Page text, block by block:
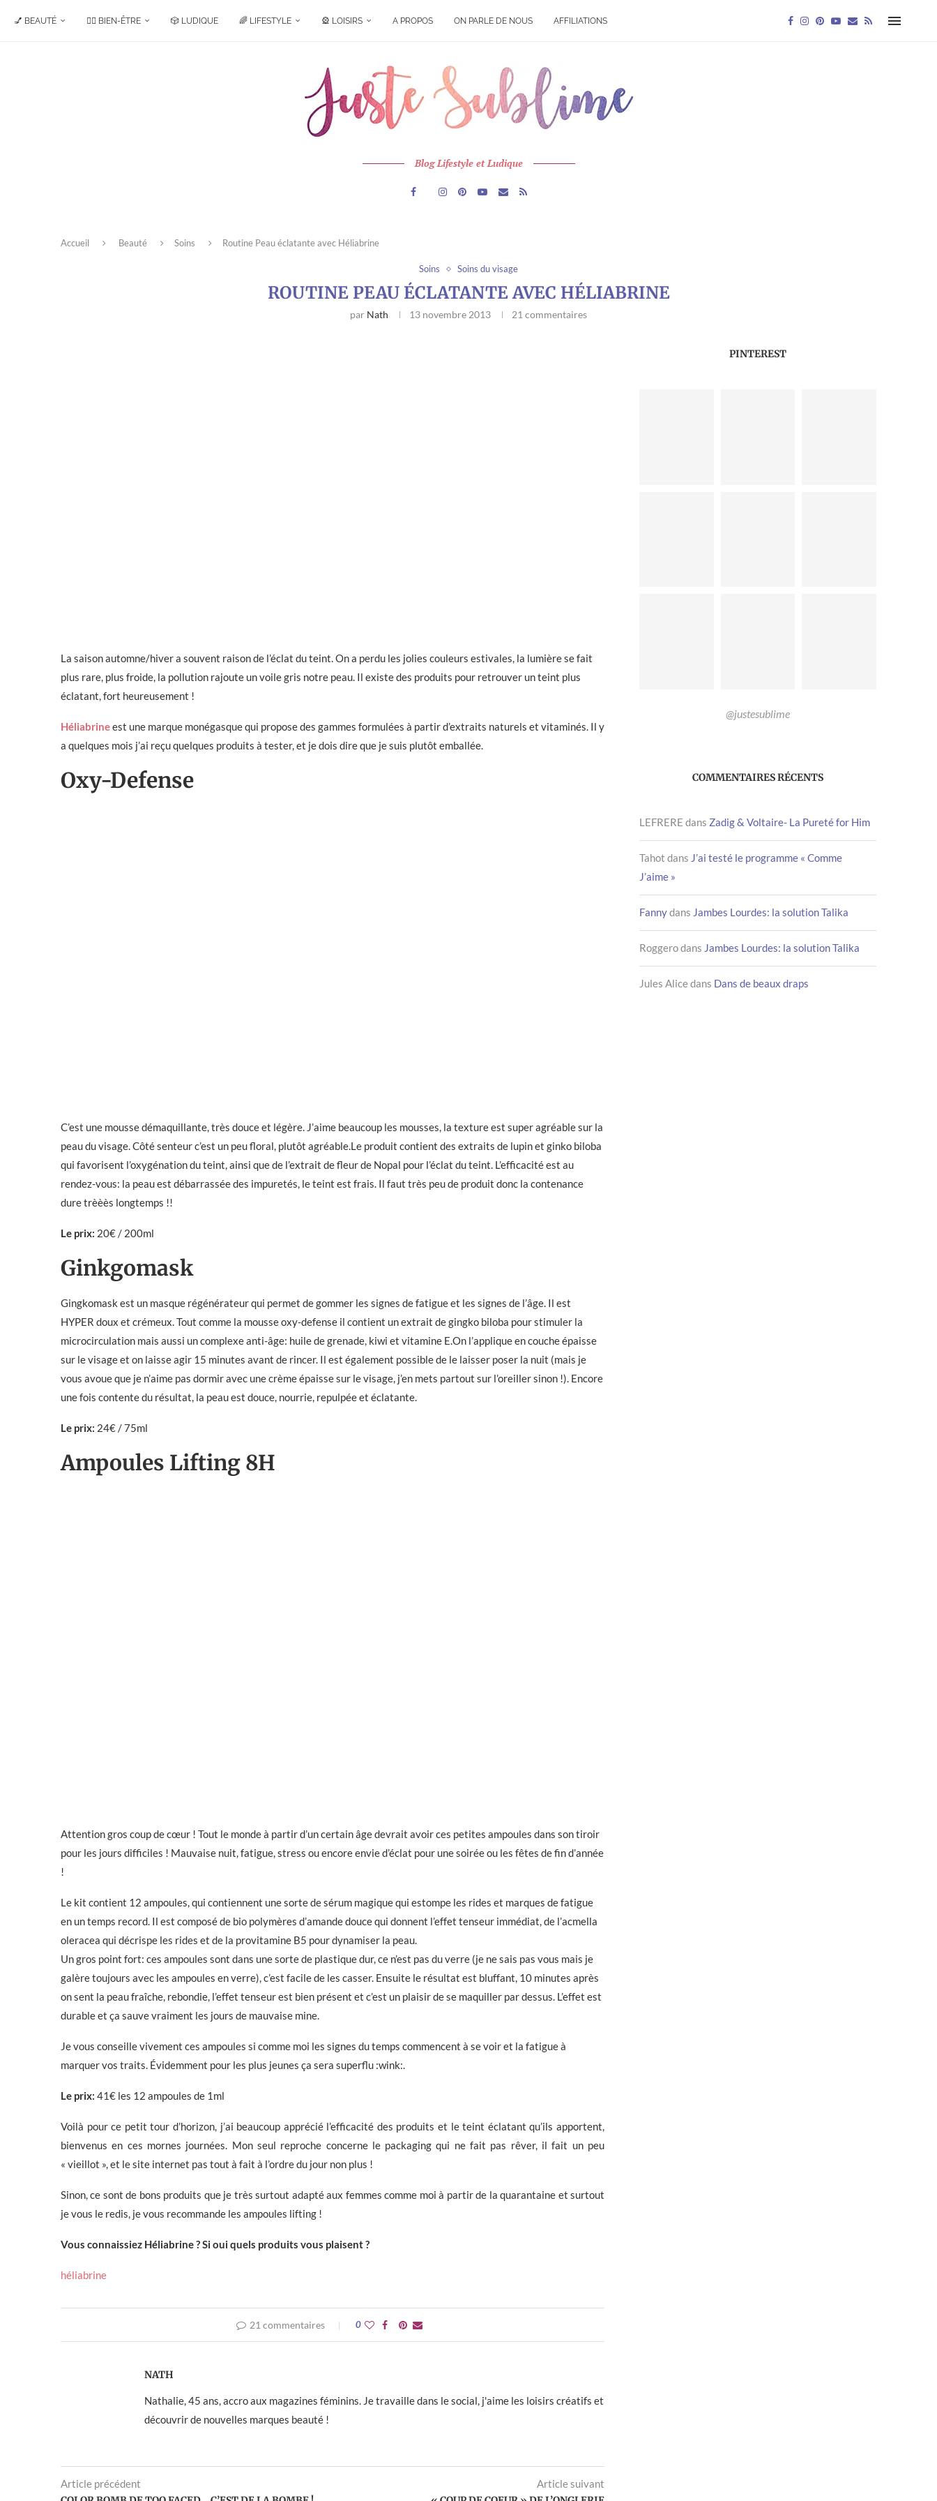
💅 BEAUTÉ 🧘‍♀️ BIEN-ÊTRE 🎲 LUDIQUE 🌈 LIFESTYLE 🎡 LOISIRS A PROPOS ON PARLE DE NOUS AFFILIATIONS
Blog Lifestyle et Ludique
Accueil Beauté Soins Routine Peau éclatante avec Héliabrine
Soins Soins du visage
ROUTINE PEAU ÉCLATANTE AVEC HÉLIABRINE
par Nath 13 novembre 2013 21 commentaires
La saison automne/hiver a souvent raison de l’éclat du teint. On a perdu les jolies couleurs estivales, la lumière se fait
plus rare, plus froide, la pollution rajoute un voile gris notre peau. Il existe des produits pour retrouver un teint plus
éclatant, fort heureusement !
Héliabrineest une marque monégasque qui propose des gammes formulées à partir d’extraits naturels et vitaminés. Il y
a quelques mois j’ai reçu quelques produits à tester, et je dois dire que je suis plutôt emballée.
Oxy-Defense
C’est une mousse démaquillante, très douce et légère. J’aime beaucoup les mousses, la texture est super agréable sur la
peau du visage. Côté senteur c’est un peu floral, plutôt agréable.Le produit contient des extraits de lupin et ginko biloba
qui favorisent l’oxygénation du teint, ainsi que de l’extrait de fleur de Nopal pour l’éclat du teint. L’efficacité est au
rendez-vous: la peau est débarrassée des impuretés, le teint est frais. Il faut très peu de produit donc la contenance
dure trèèès longtemps !!
Le prix: 20€ / 200ml
Ginkgomask
Gingkomask est un masque régénérateur qui permet de gommer les signes de fatigue et les signes de l’âge. Il est
HYPER doux et crémeux. Tout comme la mousse oxy-defense il contient un extrait de gingko biloba pour stimuler la
microcirculation mais aussi un complexe anti-âge: huile de grenade, kiwi et vitamine E.On l’applique en couche épaisse
sur le visage et on laisse agir 15 minutes avant de rincer. Il est également possible de le laisser poser la nuit (mais je
vous avoue que je n’aime pas dormir avec une crème épaisse sur le visage, j’en mets partout sur l’oreiller sinon !). Encore
une fois contente du résultat, la peau est douce, nourrie, repulpée et éclatante.
Le prix: 24€ / 75ml
Ampoules Lifting 8H
Attention gros coup de cœur ! Tout le monde à partir d’un certain âge devrait avoir ces petites ampoules dans son tiroir
pour les jours difficiles ! Mauvaise nuit, fatigue, stress ou encore envie d’éclat pour une soirée ou les fêtes de fin d’année
!
Le kit contient 12 ampoules, qui contiennent une sorte de sérum magique qui estompe les rides et marques de fatigue
en un temps record. Il est composé de bio polymères d’amande douce qui donnent l’effet tenseur immédiat, de l’acmella
oleracea qui décrispe les rides et de la provitamine B5 pour dynamiser la peau.
Un gros point fort: ces ampoules sont dans une sorte de plastique dur, ce n’est pas du verre (je ne sais pas vous mais je
galère toujours avec les ampoules en verre), c’est facile de les casser. Ensuite le résultat est bluffant, 10 minutes après
on sent la peau fraîche, rebondie, l’effet tenseur est bien présent et c’est un plaisir de se maquiller par dessus. L’effet est
durable et ça sauve vraiment les jours de mauvaise mine.
Je vous conseille vivement ces ampoules si comme moi les signes du temps commencent à se voir et la fatigue à
marquer vos traits. Évidemment pour les plus jeunes ça sera superflu :wink:.
Le prix: 41€ les 12 ampoules de 1ml
Voilà pour ce petit tour d’horizon, j’ai beaucoup apprécié l’efficacité des produits et le teint éclatant qu’ils apportent,
bienvenus en ces mornes journées. Mon seul reproche concerne le packaging qui ne fait pas rêver, il fait un peu
« vieillot », et le site internet pas tout à fait à l’ordre du jour non plus !
Sinon, ce sont de bons produits que je très surtout adapté aux femmes comme moi à partir de la quarantaine et surtout
je vous le redis, je vous recommande les ampoules lifting !
Vous connaissiez Héliabrine ? Si oui quels produits vous plaisent ?
héliabrine
21 commentaires 0
NATH
Nathalie, 45 ans, accro aux magazines féminins. Je travaille dans le social, j'aime les loisirs créatifs et
découvrir de nouvelles marques beauté !
Article précédent
Article suivant
PINTEREST
@justesublime
COMMENTAIRES RÉCENTS
LEFRERE dans Zadig & Voltaire- La Pureté for Him
Tahot dans J’ai testé le programme « Comme
J’aime »
Fannydans Jambes Lourdes: la solution Talika
Roggerodans Jambes Lourdes: la solution Talika
Jules Alicedans Dans de beaux draps